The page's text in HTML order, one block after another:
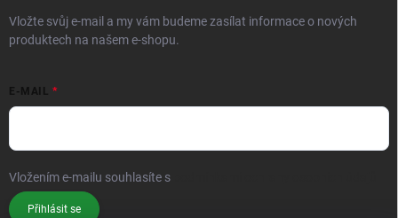
Vložte svůj e-mail a my vám budeme zasílat informace o nových
produktech na našem e-shopu.
E-MAIL
Vložením e-mailu souhlasíte s
Přihlásit se